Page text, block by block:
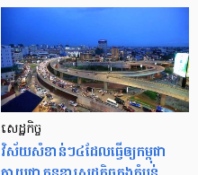
សេដ្ឋកិច្ច​
វិស័យ​សំខាន់ៗ​៤​ដែល​ធ្វើ​ឲ្យ​កម្ពុជា​